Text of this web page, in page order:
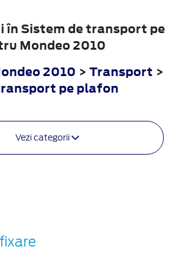
în Sistem de transport pe
Mondeo 2010
2010 > Transport >
pe plafon
Vezi categorii